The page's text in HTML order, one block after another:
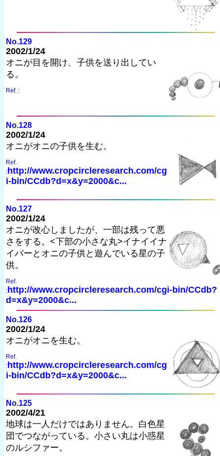
No.129
2002/1/24
オニが目を開け、子供を送り出してい
る。
Ref. :
No.128
2002/1/24
オニがオニの子供を生む。
Ref.
: http://www.cropcircleresearch.com/cg
i-bin/CCdb?d=x&y=2000&c...
No.127
2002/1/24
オニが改心しましたが、一部は残って悪
さをする。<下部の小さな丸>イナイイナ
イバーとオニの子供と遊んでいる星の子
供。
Ref.
: http://www.cropcircleresearch.com/cgi-bin/CCdb?
d=x&y=2000&c...
No.126
2002/1/24
オニがオニを生む。
Ref.
: http://www.cropcircleresearch.com/cg
i-bin/CCdb?d=x&y=2000&c...
No.125
2002/4/21
地球は一人だけではありません。白色星
団でつながっている。小さい丸は小惑星
のルシファー。